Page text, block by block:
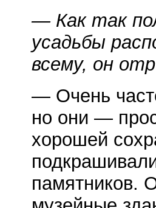
— Как так
усадьбы
всему, он
— Очень
но они —
хорошей
памятников.